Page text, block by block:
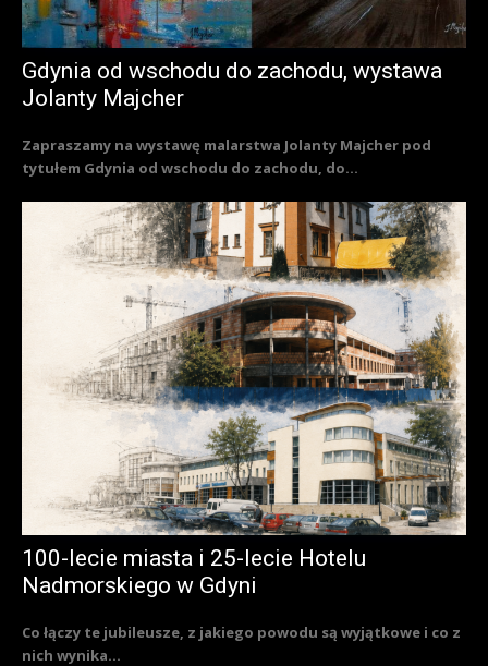
Gdynia od wschodu do zachodu, wystawa
Jolanty Majcher
Zapraszamy na wystawę malarstwa Jolanty Majcher pod
tytułem Gdynia od wschodu do zachodu, do...
100-lecie miasta i 25-lecie Hotelu
Nadmorskiego w Gdyni
Co łączy te jubileusze, z jakiego powodu są wyjątkowe i co z
nich wynika...